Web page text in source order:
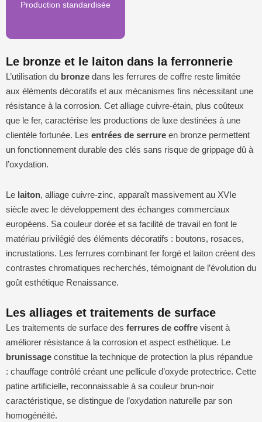
Production standardisée
Le bronze et le laiton dans la ferronnerie
L’utilisation du bronze dans les ferrures de coffre reste limitée
aux éléments décoratifs et aux mécanismes fins nécessitant une
résistance à la corrosion. Cet alliage cuivre-étain, plus coûteux
que le fer, caractérise les productions de luxe destinées à une
clientèle fortunée. Les entrées de serrure en bronze permettent
un fonctionnement durable des clés sans risque de grippage dû à
l’oxydation.
Le laiton, alliage cuivre-zinc, apparaît massivement au XVIe
siècle avec le développement des échanges commerciaux
européens. Sa couleur dorée et sa facilité de travail en font le
matériau privilégié des éléments décoratifs : boutons, rosaces,
incrustations. Les ferrures combinant fer forgé et laiton créent des
contrastes chromatiques recherchés, témoignant de l’évolution du
goût esthétique Renaissance.
Les alliages et traitements de surface
Les traitements de surface des ferrures de coffre visent à
améliorer résistance à la corrosion et aspect esthétique. Le
brunissage constitue la technique de protection la plus répandue
: chauffage contrôlé créant une pellicule d’oxyde protectrice. Cette
patine artificielle, reconnaissable à sa couleur brun-noir
caractéristique, se distingue de l’oxydation naturelle par son
homogénéité.